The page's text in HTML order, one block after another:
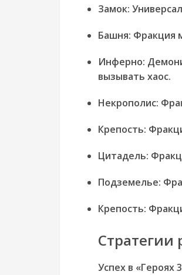
Замок:
Башня: Фракция
Инферно:
вызывать хаос.
Некрополис:
Крепость:
Цитадель:
Подземелье:
Крепость:
Стратегии
Успех в «Героях